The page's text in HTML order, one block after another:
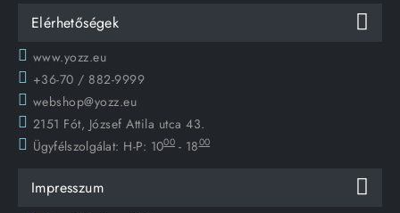
Elérhetőségek
www.yozz.eu
+36-70 / 882-9999
webshop@yozz.eu
2151 Fót, József Attila utca 43.
Ügyfélszolgálat: H-P: 1000 - 1800
Impresszum